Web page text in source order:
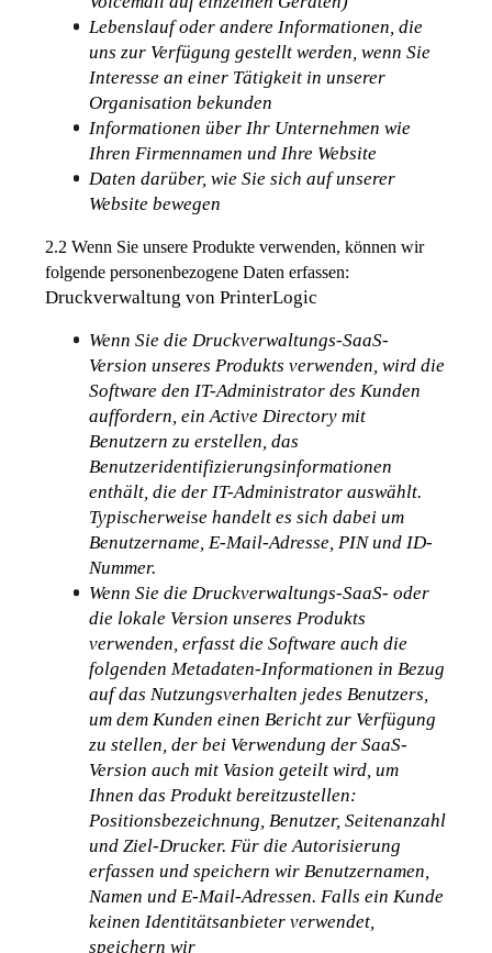
Lebenslauf oder andere Informationen, die
uns zur Verfügung gestellt werden, wenn Sie
Interesse an einer Tätigkeit in unserer
Organisation bekunden
Informationen über Ihr Unternehmen wie
Ihren Firmennamen und Ihre Website
Daten darüber, wie Sie sich auf unserer
Website bewegen
2.2 Wenn Sie unsere Produkte verwenden, können wir
folgende personenbezogene Daten erfassen:
Druckverwaltung von PrinterLogic
Wenn Sie die Druckverwaltungs-SaaS-
Version unseres Produkts verwenden, wird die
Software den IT-Administrator des Kunden
auffordern, ein Active Directory mit
Benutzern zu erstellen, das
Benutzeridentifizierungsinformationen
enthält, die der IT-Administrator auswählt.
Typischerweise handelt es sich dabei um
Benutzername, E-Mail-Adresse, PIN und ID-
Nummer.
Wenn Sie die Druckverwaltungs-SaaS- oder
die lokale Version unseres Produkts
verwenden, erfasst die Software auch die
folgenden Metadaten-Informationen in Bezug
auf das Nutzungsverhalten jedes Benutzers,
um dem Kunden einen Bericht zur Verfügung
zu stellen, der bei Verwendung der SaaS-
Version auch mit Vasion geteilt wird, um
Ihnen das Produkt bereitzustellen:
Positionsbezeichnung, Benutzer, Seitenanzahl
und Ziel-Drucker. Für die Autorisierung
erfassen und speichern wir Benutzernamen,
Namen und E-Mail-Adressen. Falls ein Kunde
keinen Identitätsanbieter verwendet,
speichern wir